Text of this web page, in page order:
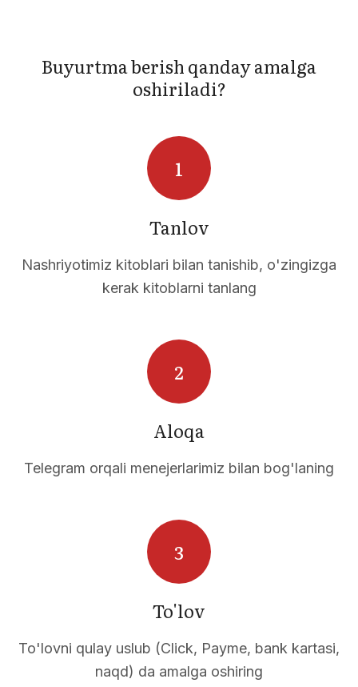
Buyurtma berish qanday amalga
oshiriladi?
Tanlov
Nashriyotimiz kitoblari bilan tanishib, o'zingizga
kerak kitoblarni tanlang
Aloqa
Telegram orqali menejerlarimiz bilan bog'laning
To'lov
To'lovni qulay uslub (Click, Payme, bank kartasi,
naqd) da amalga oshiring